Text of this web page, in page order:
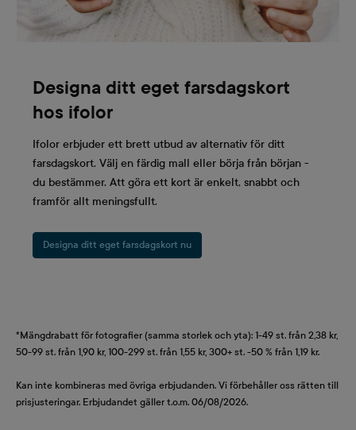
Designa ditt eget farsdagskort
hos ifolor
Ifolor erbjuder ett brett utbud av alternativ för ditt
farsdagskort. Välj en färdig mall eller börja från början -
du bestämmer. Att göra ett kort är enkelt, snabbt och
framför allt meningsfullt.
Designa ditt eget farsdagskort nu
*Mängdrabatt för fotografier (samma storlek och yta): 1-49 st. från 2,38 kr,
50-99 st. från 1,90 kr, 100-299 st. från 1,55 kr, 300+ st. -50 % från 1,19 kr.
Kan inte kombineras med övriga erbjudanden. Vi förbehåller oss rätten till
prisjusteringar. Erbjudandet gäller t.o.m. 06/08/2026.